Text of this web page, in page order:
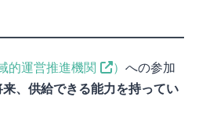
的運営推進機関 ） への参加
来、供給できる能力を持ってい